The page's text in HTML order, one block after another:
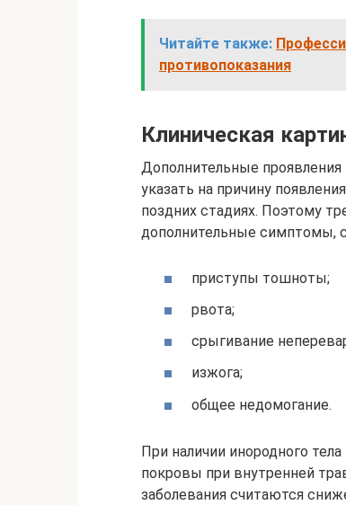
Читайте также:
противопоказания
Клиническая
Дополнительные
указать на причину
поздних стадиях. Поэтому
дополнительные симптомы,
приступы тошноты;
рвота;
срыгивание
изжога;
общее недомогание.
При наличии инородного
покровы при внутренней
заболевания считаются